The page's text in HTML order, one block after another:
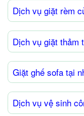
Dịch vụ giặt rèm
Dịch vụ giặt thảm
Giặt ghế sofa tại
Dịch vụ vệ sinh